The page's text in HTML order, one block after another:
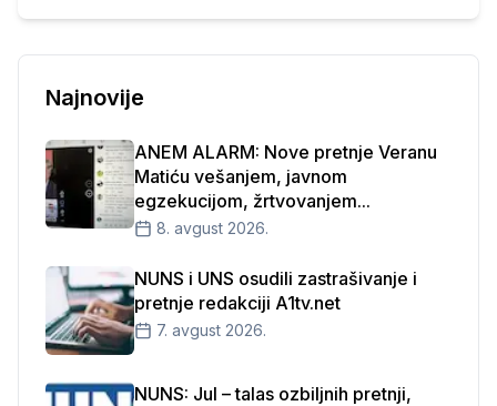
Najnovije
ANEM ALARM: Nove pretnje Veranu
Matiću vešanjem, javnom
egzekucijom, žrtvovanjem...
8. avgust 2026.
NUNS i UNS osudili zastrašivanje i
pretnje redakciji A1tv.net
7. avgust 2026.
NUNS: Jul – talas ozbiljnih pretnji,